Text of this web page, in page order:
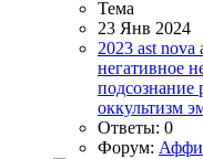
Тема
23 Янв 2024
2023 ast nova
негативное
подсознание
оккультизм
Ответы: 0
Форум: